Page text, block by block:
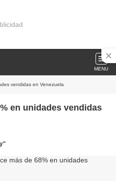
MENU
vendidas en Venezuela
en unidades vendidas